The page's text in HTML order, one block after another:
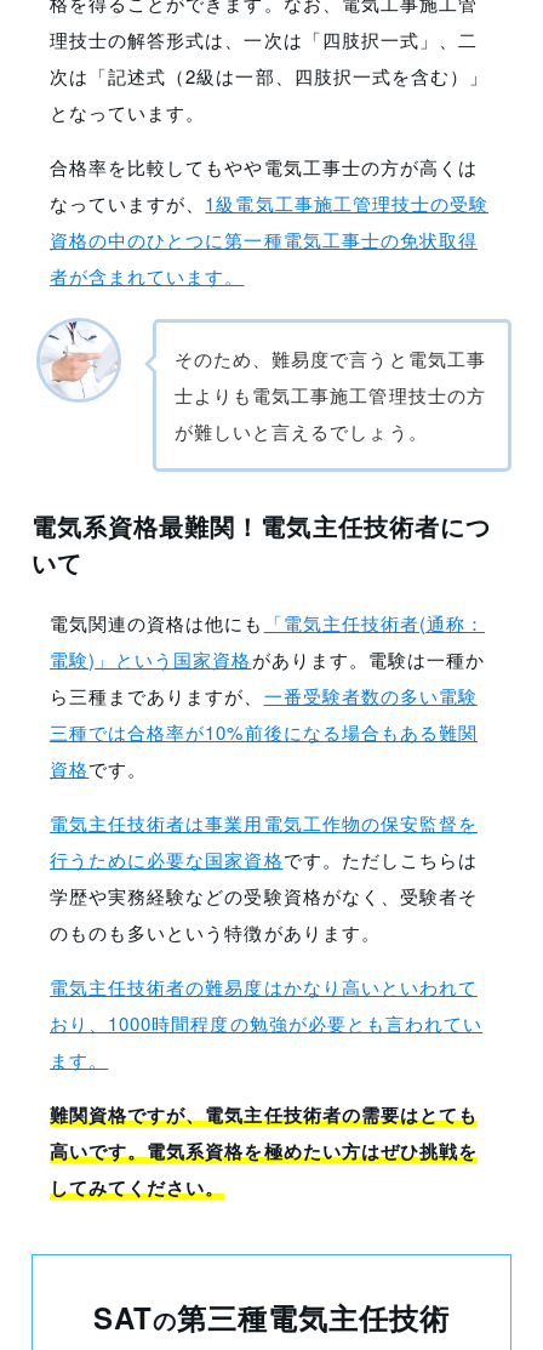
理技士の解答形式は、一次は「四肢択一式」、二
次は「記述式（2級は一部、四肢択一式を含む）」
となっています。
合格率を比較してもやや電気工事士の方が高くは
なっていますが、 1級電気工事施工管理技士の受験
資格の中のひとつに第一種電気工事士の免状取得
者が含まれています。
そのため、難易度で言うと電気工事
士よりも電気工事施工管理技士の方
が難しいと言えるでしょう。
電気系資格最難関！電気主任技術者につ
いて
電気関連の資格は他にも
「電気主任技術者(通称：
電験)」という国家資格があります。電験は一種か
ら三種までありますが、 一番受験者数の多い電験
三種では合格率が10%前後になる場合もある難関
資格です。
電気主任技術者は事業用電気工作物の保安監督を
行うために必要な国家資格です。ただしこちらは
学歴や実務経験などの受験資格がなく、受験者そ
のものも多いという特徴があります。
電気主任技術者の難易度はかなり高いといわれて
おり、1000時間程度の勉強が必要とも言われてい
ます。
難関資格ですが、電気主任技術者の需要はとても
高いです。電気系資格を極めたい方はぜひ挑戦を
してみてください。
SATの第三種電気主任技術